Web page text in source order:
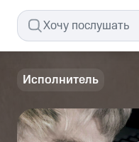
Исполнитель